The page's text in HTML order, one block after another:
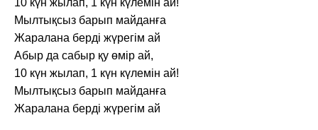
10 күн жылап, 1 күн күлемін ай!
Мылтықсыз барып майданға
Жаралана берді жүрегім ай
Абыр да сабыр қу өмір ай,
10 күн жылап, 1 күн күлемін ай!
Мылтықсыз барып майданға
Жаралана берді жүрегім ай